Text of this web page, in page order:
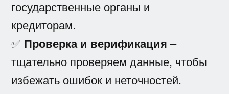
государственные органы и
кредиторам.
✅ Проверка и верификация –
тщательно проверяем данные, чтобы
избежать ошибок и неточностей.